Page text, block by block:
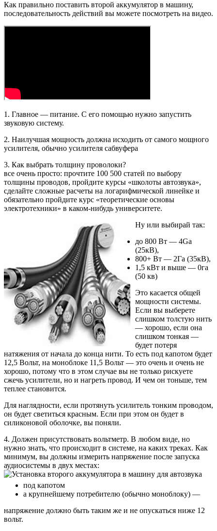
Как правильно поставить второй аккумулятор в машину,
последовательность действий вы можете посмотреть на видео.
1. Главное — питание. С его помощью нужно запустить
звуковую систему.
2. Наилучшая мощность должна исходить от самого мощного
усилителя, обычно усилителя сабвуфера
3. Как выбрать толщину проволоки?
все очень просто: прочтите 100 500 статей по выбору
толщины проводов, пройдите курсы «школоты автозвука»,
сделайте сложные расчеты на логарифмической линейке и
обязательно пройдите курс «теоретические основы
электротехники» в каком-нибудь университете.
Ну или выбирай так:
до 800 Вт — 4Ga
(25кВ),
800+ Вт — 2Га (35кВ),
1,5 кВт и выше — 0га
(50 кв)
Это касается общей
мощности системы.
Если вы выберете
слишком толстую нить
— хорошо, если она
слишком тонкая —
будет потеря
натяжения от начала до конца нити. То есть под капотом будет
12,5 Вольт, на моноблоке 11,5 Вольт — это очень и очень не
хорошо, потому что в этом случае вы не только рискуете
сжечь усилители, но и нагреть провод. И чем он тоньше, тем
теплее становится.
Для наглядности, если протянуть усилитель тонким проводом,
он будет светиться красным. Если при этом он будет в
силиконовой оболочке, вы поняли.
4. Должен присутствовать вольтметр. В любом виде, но
нужно знать, что происходит в системе, на каких треках. Как
минимум, вы должны измерить напряжение после запуска
аудиосистемы в двух местах:
под капотом
а крупнейшему потребителю (обычно моноблоку) —
напряжение должно быть таким же и не опускаться ниже 12
вольт.